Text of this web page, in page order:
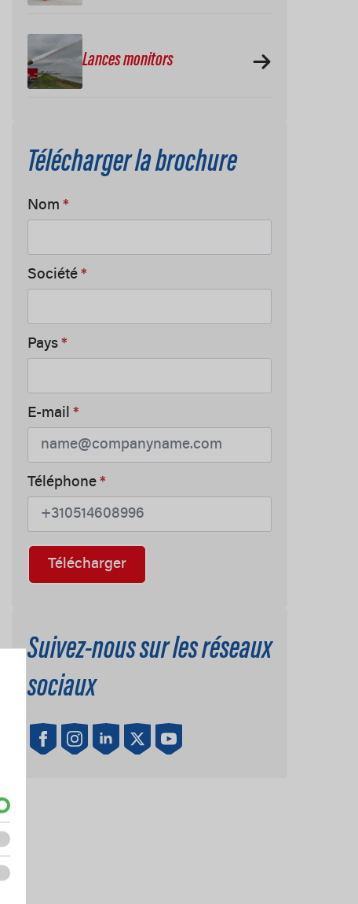
Lances monitors
Télécharger la brochure
Nom *
Société *
Pays *
E-mail *
Téléphone *
Télécharger
Suivez-nous sur les réseaux
sociaux